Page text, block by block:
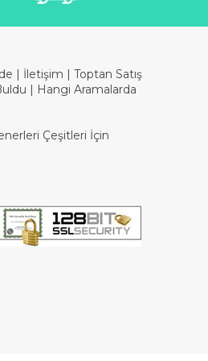
| İletişim | Toptan Satış
| Hangi Aramalarda
Çeşitleri İçin